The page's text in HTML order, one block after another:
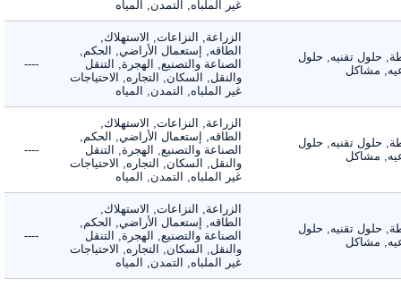
غير الملباه, التمدن, المياه
حلول تقنيه, حلول
مشاكل
الزراعة, النزاعات, الاستهلاك,
الطاقه, إستعمال الأراضي, الحكم,
الصناعة والتصنيع, الهجرة, التنقل
والنقل, السكان, التجاره, الاحتياجات
غير الملباه, التمدن, المياه
----
حلول تقنيه, حلول
مشاكل
الزراعة, النزاعات, الاستهلاك,
الطاقه, إستعمال الأراضي, الحكم,
الصناعة والتصنيع, الهجرة, التنقل
والنقل, السكان, التجاره, الاحتياجات
غير الملباه, التمدن, المياه
----
حلول تقنيه, حلول
مشاكل
الزراعة, النزاعات, الاستهلاك,
الطاقه, إستعمال الأراضي, الحكم,
الصناعة والتصنيع, الهجرة, التنقل
والنقل, السكان, التجاره, الاحتياجات
غير الملباه, التمدن, المياه
----